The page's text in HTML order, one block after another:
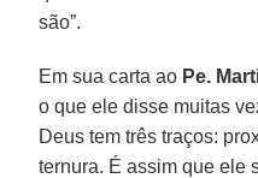
são”.
Em sua carta ao Pe.
o que ele disse muitas
Deus tem três traços:
ternura. É assim que ele